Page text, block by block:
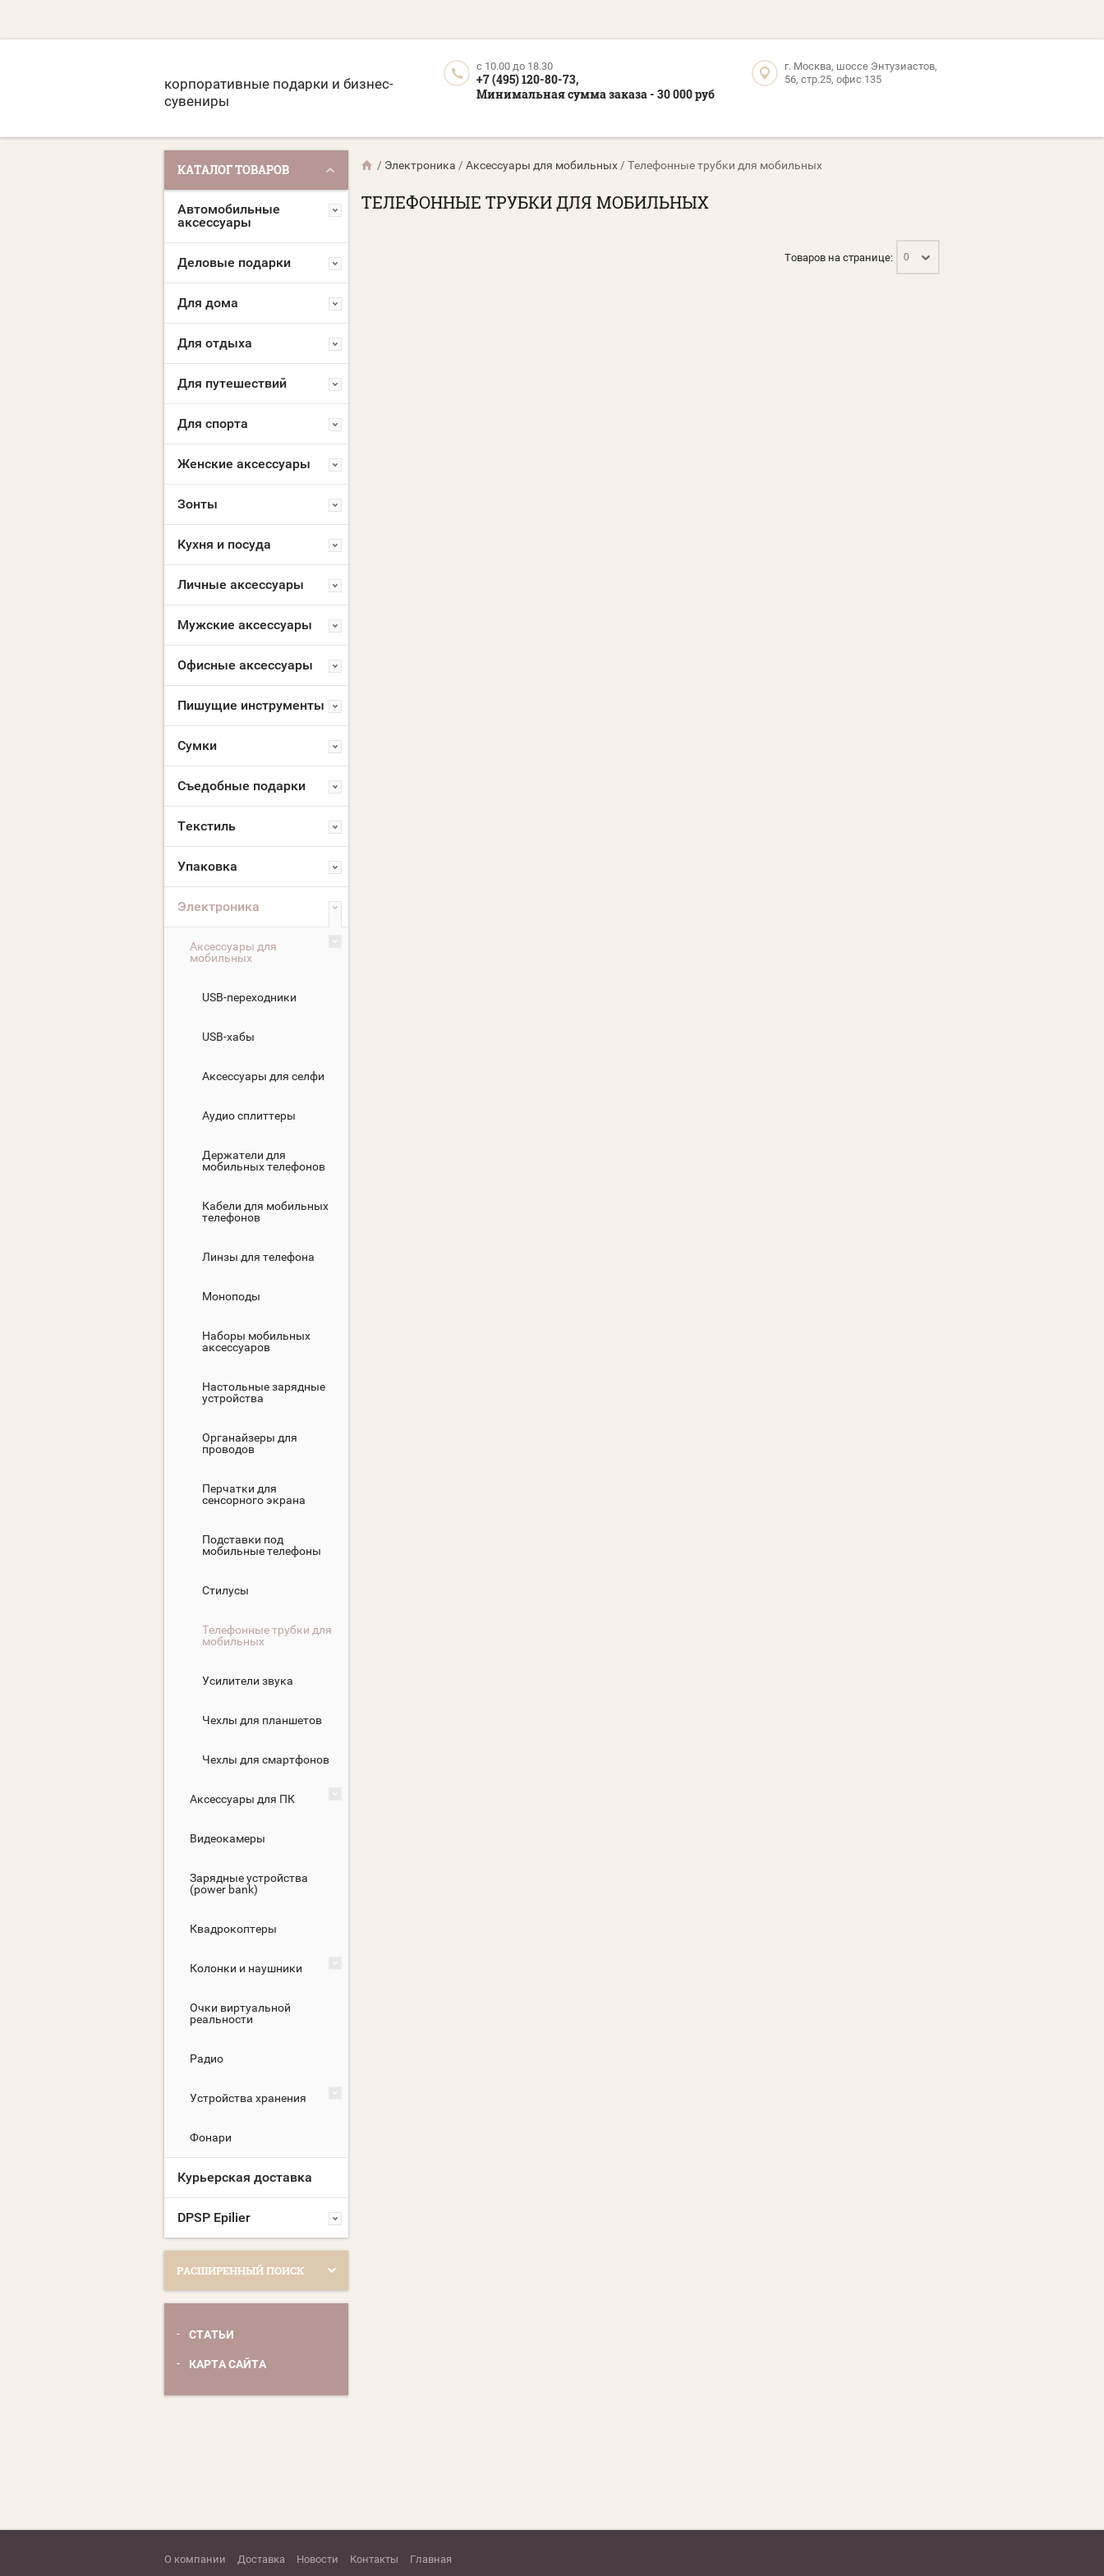
корпоративные подарки и бизнес-
сувениры
c 10.00 до 18.30
+7 (495) 120-80-73,
Минимальная сумма заказа - 30 000 руб
г. Москва, шоссе Энтузиастов,
56, стр.25, офис 135
КАТАЛОГ ТОВАРОВ
Автомобильные
аксессуары
Деловые подарки
Для дома
Для отдыха
Для путешествий
Для спорта
Женские аксессуары
Зонты
Кухня и посуда
Личные аксессуары
Мужские аксессуары
Офисные аксессуары
Пишущие инструменты
Сумки
Съедобные подарки
Текстиль
Упаковка
Электроника
Аксессуары для
мобильных
USB-переходники
USB-хабы
Аксессуары для селфи
Аудио сплиттеры
Держатели для
мобильных телефонов
Кабели для мобильных
телефонов
Линзы для телефона
Моноподы
Наборы мобильных
аксессуаров
Настольные зарядные
устройства
Органайзеры для
проводов
Перчатки для
сенсорного экрана
Подставки под
мобильные телефоны
Стилусы
Телефонные трубки для
мобильных
Усилители звука
Чехлы для планшетов
Чехлы для смартфонов
Аксессуары для ПК
Видеокамеры
Зарядные устройства
(power bank)
Квадрокоптеры
Колонки и наушники
Очки виртуальной
реальности
Радио
Устройства хранения
Фонари
Курьерская доставка
DPSP Epilier
РАСШИРЕННЫЙ ПОИСК
СТАТЬИ
КАРТА САЙТА
/ Электроника /Аксессуары для мобильных /Телефонные трубки для мобильных
ТЕЛЕФОННЫЕ ТРУБКИ ДЛЯ МОБИЛЬНЫХ
Товаров на странице: 0
О компании Доставка Новости Контакты Главная